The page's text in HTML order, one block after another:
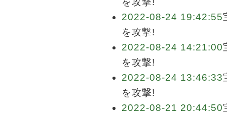
2022-08-24 19:42:55
を攻撃!
2022-08-24 14:21:00
を攻撃!
2022-08-24 13:46:33
を攻撃!
2022-08-21 20:44:50